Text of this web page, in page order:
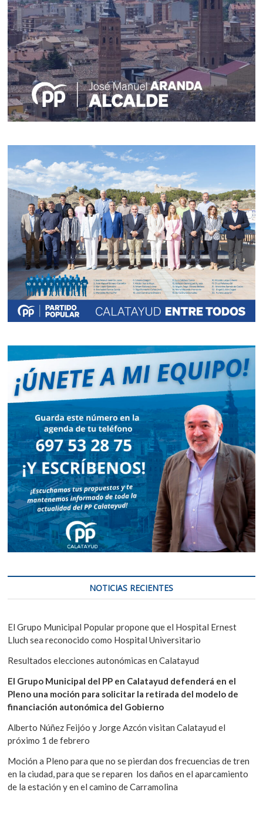
NOTICIAS RECIENTES
El Grupo Municipal Popular propone que el Hospital Ernest
Lluch sea reconocido como Hospital Universitario
Resultados elecciones autonómicas en Calatayud
El Grupo Municipal del PP en Calatayud defenderá en el
Pleno una moción para solicitar la retirada del modelo de
financiación autonómica del Gobierno
Alberto Núñez Feijóo y Jorge Azcón visitan Calatayud el
próximo 1 de febrero
Moción a Pleno para que no se pierdan dos frecuencias de tren
en la ciudad, para que se reparen los daños en el aparcamiento
de la estación y en el camino de Carramolina